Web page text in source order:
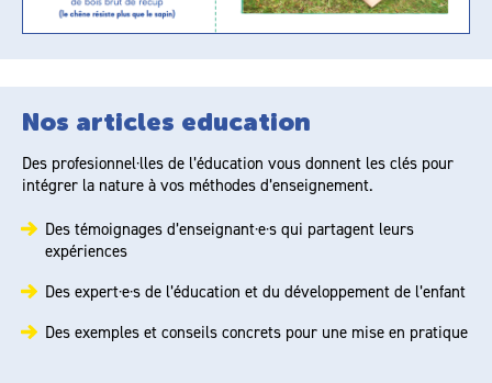
Nos articles education
Des profesionnel·lles de l’éducation vous donnent les clés pour
intégrer la nature à vos méthodes d’enseignement.
Des témoignages d’enseignant·e·s qui partagent leurs
expériences
Des expert·e·s de l’éducation et du développement de l’enfant
Des exemples et conseils concrets pour une mise en pratique